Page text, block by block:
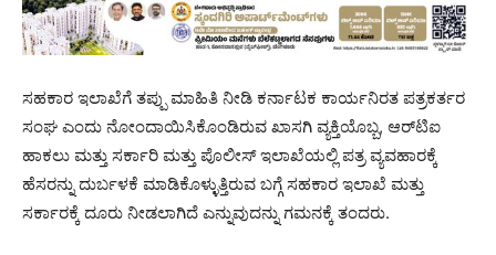
ಸಹಕಾರ ಇಲಾಖೆಗೆ ತಪ್ಪು ಮಾಹಿತಿ ನೀಡಿ ಕರ್ನಾಟಕ ಕಾರ್ಯನಿರತ ಪತ್ರಕರ್ತರ
ಸಂಘ ಎಂದು ನೋಂದಾಯಿಸಿಕೊಂಡಿರುವ ಖಾಸಗಿ ವ್ಯಕ್ತಿಯೊಬ್ಬ, ಆರ್‌ಟಿಐ
ಹಾಕಲು ಮತ್ತು ಸರ್ಕಾರಿ ಮತ್ತು ಪೊಲೀಸ್ ಇಲಾಖೆಯಲ್ಲಿ ಪತ್ರ ವ್ಯವಹಾರಕ್ಕೆ
ಹೆಸರನ್ನು ದುರ್ಬಳಕೆ ಮಾಡಿಕೊಳ್ಳುತ್ತಿರುವ ಬಗ್ಗೆ ಸಹಕಾರ ಇಲಾಖೆ ಮತ್ತು
ಸರ್ಕಾರಕ್ಕೆ ದೂರು ನೀಡಲಾಗಿದೆ ಎನ್ನುವುದನ್ನು ಗಮನಕ್ಕೆ ತಂದರು.